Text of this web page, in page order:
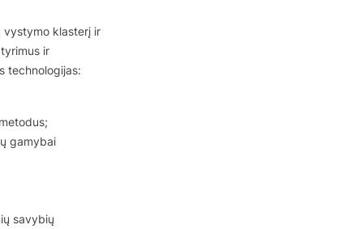
vystymo klasterį ir
ir
technologijas:
gamybai
savybių